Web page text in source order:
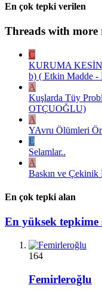
En çok tepki verilen
Threads with more
C
KURUMA KESİN
b) ( Etkin Madde -
A
Kuşlarda Tüy
OTÇUOĞLU)
A
YAvru Ölümleri
E
Selamlar..
A
Baskın ve
En çok tepki alan
En yüksek tepkime
164
Femirleroğlu